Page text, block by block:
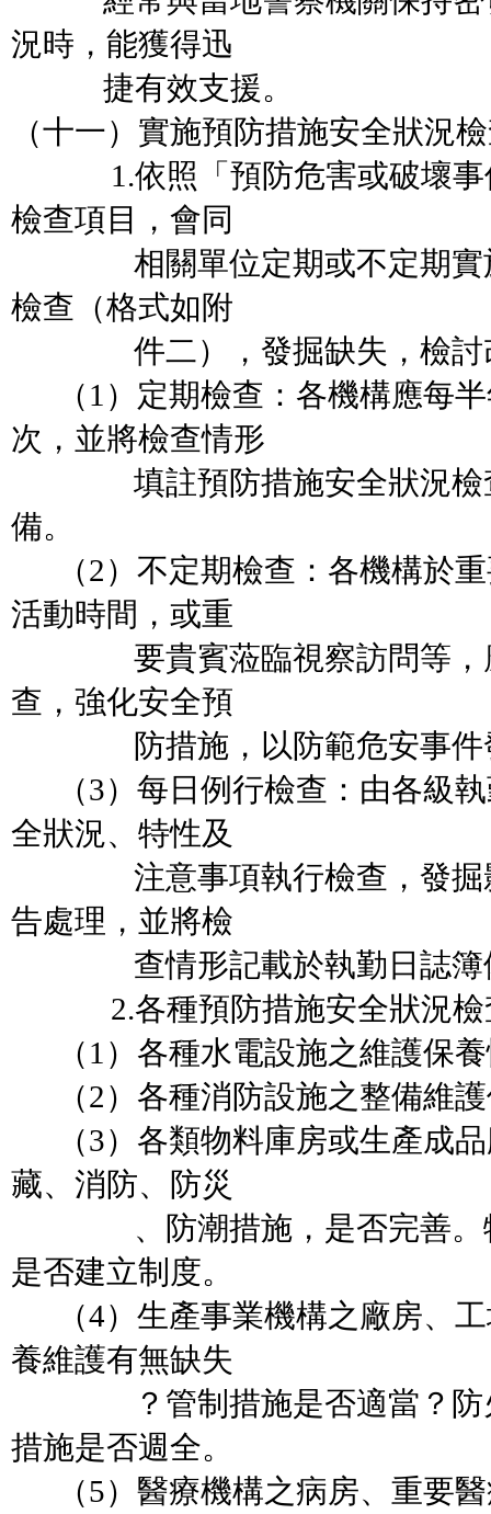
況時，能獲得迅
捷有效支援。
（十一）實施預防措施安全狀況
1.依照「預防危害或破壞事
檢查項目，會同
相關單位定期或不定期實施
檢查（格式如附
件二），發掘缺失，檢討改
（1）定期檢查：各機構應每半
次，並將檢查情形
填註預防措施安全狀況檢查
備。
（2）不定期檢查：各機構於重
活動時間，或重
要貴賓蒞臨視察訪問等，應
查，強化安全預
防措施，以防範危安事件
（3）每日例行檢查：由各級執
全狀況、特性及
注意事項執行檢查，發掘影
告處理，並將檢
查情形記載於執勤日誌簿
2.各種預防措施安全狀況檢
（1）各種水電設施之維護保養
（2）各種消防設施之整備維護
（3）各類物料庫房或生產成品
藏、消防、防災
、防潮措施，是否完善。物
是否建立制度。
（4）生產事業機構之廠房、工
養維護有無缺失
？管制措施是否適當？防火
措施是否週全。
（5）醫療機構之病房、重要醫